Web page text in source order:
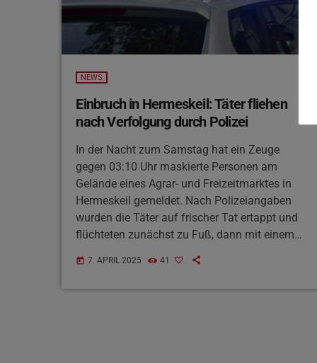
NEWS
Einbruch in Hermeskeil: Täter fliehen
nach Verfolgung durch Polizei
In der Nacht zum Samstag hat ein Zeuge
gegen 03:10 Uhr maskierte Personen am
Gelände eines Agrar- und Freizeitmarktes in
Hermeskeil gemeldet. Nach Polizeiangaben
wurden die Täter auf frischer Tat ertappt und
flüchteten zunächst zu Fuß, dann mit einem
und K97 in Richtung Geisfeld, wo die Polizei
den Sichtkontakt verlor. Die Ermittlungen zum
today 7. APRIL 2025 41